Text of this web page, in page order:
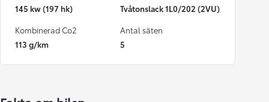
145 kw (197 hk)
Tvåtonslack 1L0/202 (2VU)
Kombinerad Co2
113 g/km
Antal säten
5